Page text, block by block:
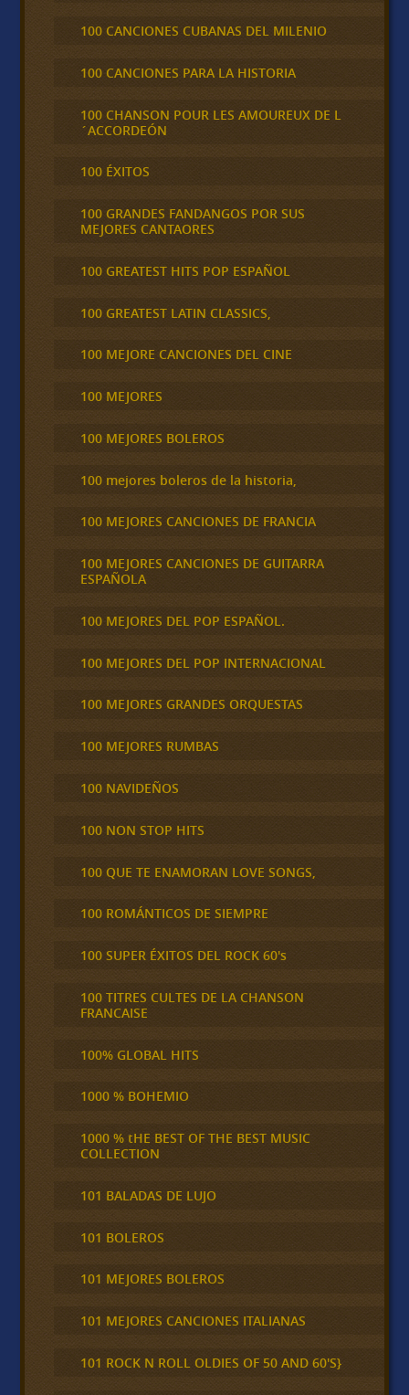
100 CANCIONES CUBANAS DEL MILENIO
100 CANCIONES PARA LA HISTORIA
100 CHANSON POUR LES AMOUREUX DE L
´ACCORDEÓN
100 ÉXITOS
100 GRANDES FANDANGOS POR SUS
MEJORES CANTAORES
100 GREATEST HITS POP ESPAÑOL
100 GREATEST LATIN CLASSICS,
100 MEJORE CANCIONES DEL CINE
100 MEJORES
100 MEJORES BOLEROS
100 mejores boleros de la historia,
100 MEJORES CANCIONES DE FRANCIA
100 MEJORES CANCIONES DE GUITARRA
ESPAÑOLA
100 MEJORES DEL POP ESPAÑOL.
100 MEJORES DEL POP INTERNACIONAL
100 MEJORES GRANDES ORQUESTAS
100 MEJORES RUMBAS
100 NAVIDEÑOS
100 NON STOP HITS
100 QUE TE ENAMORAN LOVE SONGS,
100 ROMÁNTICOS DE SIEMPRE
100 SUPER ÉXITOS DEL ROCK 60's
100 TITRES CULTES DE LA CHANSON
FRANCAISE
100% GLOBAL HITS
1000 % BOHEMIO
1000 % tHE BEST OF THE BEST MUSIC
COLLECTION
101 BALADAS DE LUJO
101 BOLEROS
101 MEJORES BOLEROS
101 MEJORES CANCIONES ITALIANAS
101 ROCK N ROLL OLDIES OF 50 AND 60'S}